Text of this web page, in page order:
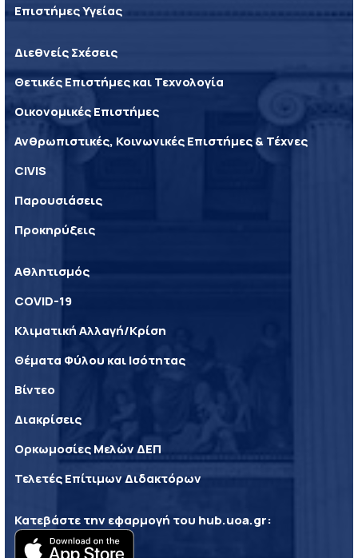
Επιστήμες Υγείας
Διεθνείς Σχέσεις
Θετικές Επιστήμες και Τεχνολογία
Οικονομικές Επιστήμες
Ανθρωπιστικές, Κοινωνικές Επιστήμες & Τέχνες
CIVIS
Παρουσιάσεις
Προκηρύξεις
Αθλητισμός
COVID-19
Κλιματική Αλλαγή/Κρίση
Θέματα Φύλου και Ισότητας
Βίντεο
Διακρίσεις
Ορκωμοσίες Μελών ΔΕΠ
Τελετές Επίτιμων Διδακτόρων
Κατεβάστε την εφαρμογή του hub.uoa.gr: